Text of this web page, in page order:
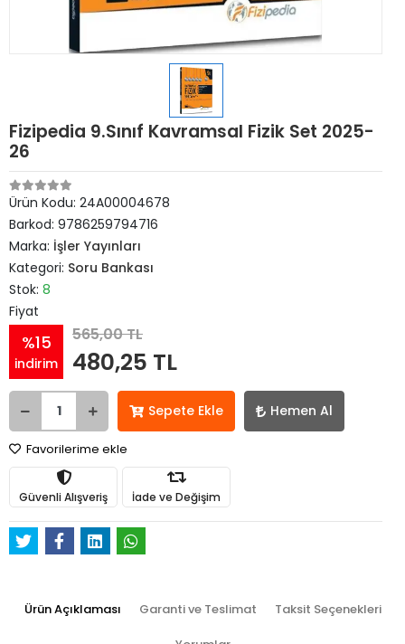
Fizipedia 9.Sınıf Kavramsal Fizik Set 2025-
26
Ürün Kodu: 24A00004678
Barkod: 9786259794716
Marka: İşler Yayınları
Kategori: Soru Bankası
Stok: 8
Fiyat
%15
indirim
565,00 TL
480,25 TL
Sepete Ekle Hemen Al
Favorilerime ekle
Güvenli Alışveriş İade ve Değişim
Ürün Açıklaması Garanti ve Teslimat Taksit Seçenekleri